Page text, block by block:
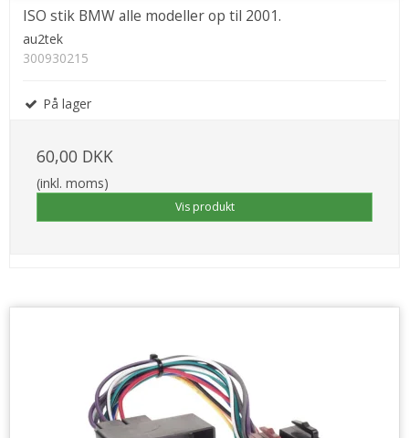
ISO stik BMW alle modeller op til 2001.
au2tek
300930215
På lager
60,00 DKK
(inkl. moms)
Vis produkt